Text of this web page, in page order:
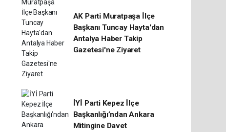
AK Parti Muratpaşa İlçe
Başkanı Tuncay Hayta'dan
Antalya Haber Takip
Gazetesi'ne Ziyaret
İYİ Parti Kepez İlçe
Başkanlığı’ndan Ankara
Mitingine Davet